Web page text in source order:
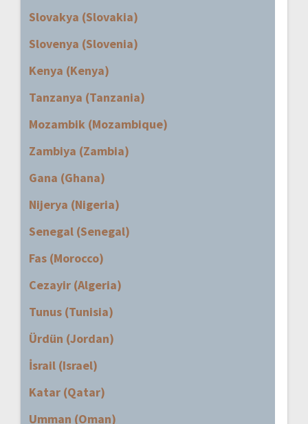
Slovakya (Slovakia)
Slovenya (Slovenia)
Kenya (Kenya)
Tanzanya (Tanzania)
Mozambik (Mozambique)
Zambiya (Zambia)
Gana (Ghana)
Nijerya (Nigeria)
Senegal (Senegal)
Fas (Morocco)
Cezayir (Algeria)
Tunus (Tunisia)
Ürdün (Jordan)
İsrail (Israel)
Katar (Qatar)
Umman (Oman)